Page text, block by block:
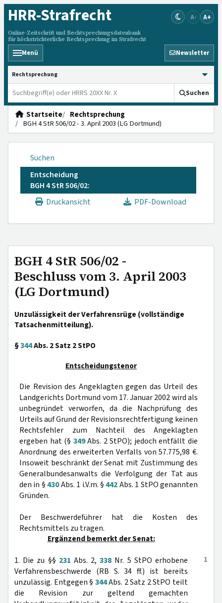
HRR-Strafrecht
Online-Zeitschrift und Rechtsprechungsdatenbank
für höchstrichterliche Rechtsprechung im Strafrecht
A- A+
Menü Newsletter
HRRS durchsuchen
Suchen
Startseite
Rechtsprechung
BGH 4 StR 506/02 - 3. April 2003 (LG Dortmund)
Suchen
Entscheidung
BGH 4 StR 506/02:
Druckansicht
PDF-Download
BGH 4 StR 506/02 -
Beschluss vom 3. April 2003
(LG Dortmund)
Unzulässigkeit der Verfahrensrüge (vollständige
Tatsachenmitteilung).
§344Abs. 2 Satz 2 StPO
Entscheidungstenor
Die Revision des Angeklagten gegen das Urteil des
Landgerichts Dortmund vom 17. Januar 2002 wird als
unbegründet verworfen, da die Nachprüfung des
Urteils auf Grund der Revisionsrechtfertigung keinen
Rechtsfehler zum Nachteil des Angeklagten
ergeben hat (§ 349Abs. 2 StPO); jedoch entfällt die
Anordnung des erweiterten Verfalls von 57.775,98 €.
Insoweit beschränkt der Senat mit Zustimmung des
Generalbundesanwalts die Verfolgung der Tat aus
den in §430Abs. 1 i.V.m. §442Abs. 1 StPO genannten
Gründen.
Der Beschwerdeführer hat die Kosten des
Rechtsmittels zu tragen.
Ergänzend bemerkt der Senat:
1
1. Die zu §§ 231 Abs. 2,338 Nr. 5 StPO erhobene
Verfahrensbeschwerde (RB S. 34 ff.) ist bereits
unzulässig. Entgegen § 344Abs. 2 Satz 2 StPO teilt
die Revision zur geltend gemachten